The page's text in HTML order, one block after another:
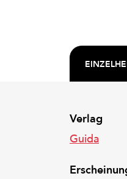
Verlag
Guida